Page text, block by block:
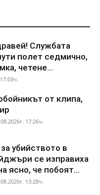
Службата
полет седмично,
четене...
от клипа,
17:26ч.
убийството в
се изправиха
ясно, че побоят...
13:28ч.